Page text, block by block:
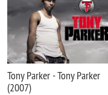
Tony Parker - Tony Parker
(2007)